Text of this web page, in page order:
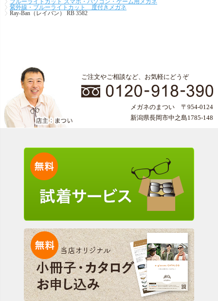
ブルーライトカット スマホ・パソコン・ゲーム用メガネ
紫外線・ブルーライトカット 度付きメガネ
Ray-Ban（レイバン） RB 3582
ご注文やご相談など、お気軽にどうぞ
メガネのまつい 〒954-0124
新潟県長岡市中之島1785-148